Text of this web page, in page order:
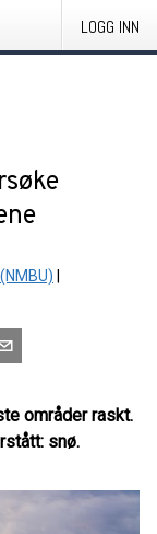
LOGG INN
områder raskt.
snø.